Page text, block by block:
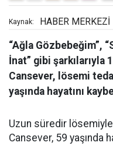
Kaynak: HABER MERKEZİ
“Ağla Gözbebeğim”,
İnat” gibi şarkılarıyla
Cansever, lösemi
yaşında hayatını
Uzun süredir
Cansever, 59 yaşında